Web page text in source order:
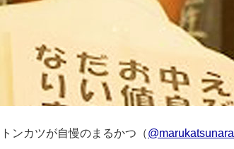
ンカツが自慢のまるかつ（@marukatsunara